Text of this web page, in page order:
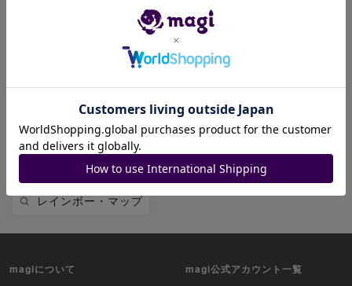
禁断機関 VV-8
禁断
レインボー・マップ
magiについて magi公式アカウント一覧